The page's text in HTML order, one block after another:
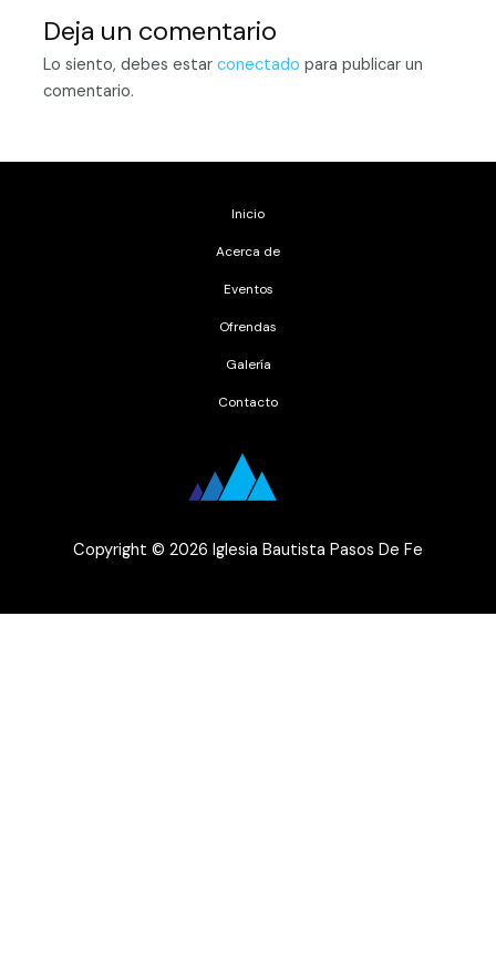
Deja un comentario
Lo siento, debes estarconectado para publicar un
comentario.
Inicio
Acerca de
Eventos
Ofrendas
Galería
Contacto
Copyright © 2026 Iglesia Bautista Pasos De Fe